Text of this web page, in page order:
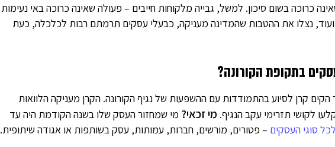
כרוכה בשום סיכון. למשל, גבייה מלקוחות חייבים – פעולה שאינה כרוכה באי נעימות
נצלו את ההטבות שהמדינה מעניקה, כבעלי עסקים תרמתם רבות לכלכלה, כעת
בתקופת הקורונה?
קרן לסיוע בהתמודדות עם ההשפעות של נגיף הקורונה. הקרן מעניקה הלוואות
לקושי תזרימי עקב הנגיף. מי זכאי? מי שמחזור העסק שלו בשנה הקודמת היה עד
סוגי העסקים – פטורים, מורשים, חברות, עמותות, עסק בשותפות או אגודה שיתופית.